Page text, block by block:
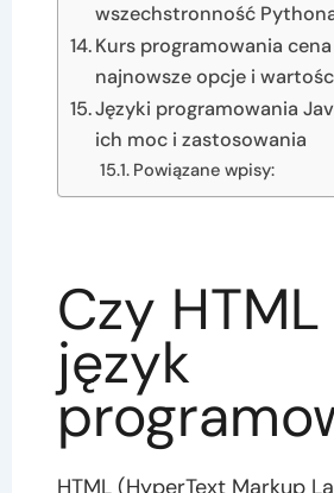
wszechstronność
Kurs programowania
najnowsze opcje i
Języki programowania
ich moc i zastosowania
Powiązane wpisy:
Czy
język
HTML (HyperText Markup